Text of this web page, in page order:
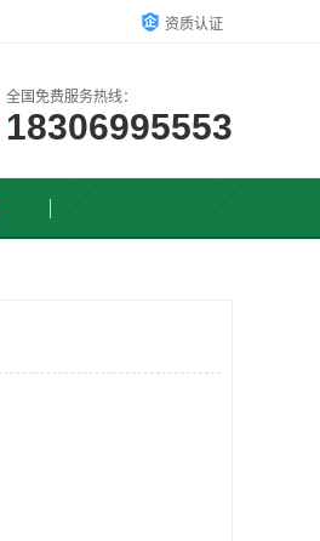
资质认证
全国免费服务热线：
18306995553